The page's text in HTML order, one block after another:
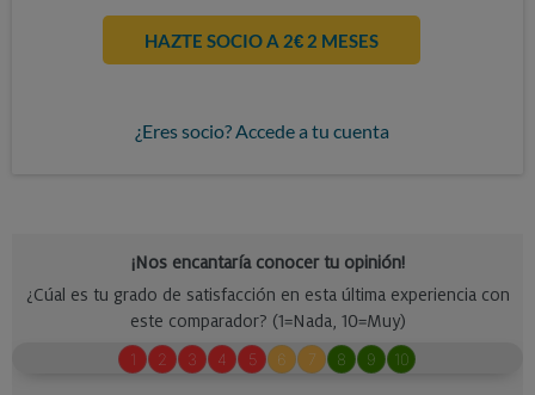
HAZTE SOCIO A 2€ 2 MESES
¿Eres socio? Accede a tu cuenta